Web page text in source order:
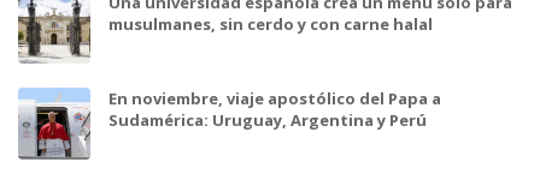
musulmanes, sin cerdo y con carne halal
En noviembre, viaje apostólico del Papa a
Sudamérica: Uruguay, Argentina y Perú